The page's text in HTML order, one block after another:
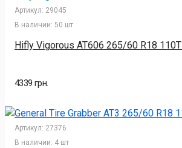
Артикул: 29045
В наличии: 50 шт
Hifly Vigorous AT606 265/60 R18 110T
4339 грн.
Артикул: 27376
В наличии: 4 шт